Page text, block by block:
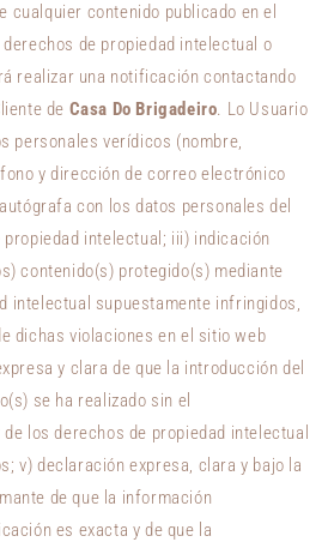
cualquier contenido publicado en el
de propiedad intelectual o
realizar una notificación contactando
de Casa Do Brigadeiro. Lo Usuario
personales verídicos (nombre,
y dirección de correo electrónico
con los datos personales del
intelectual; iii) indicación
contenido(s) protegido(s) mediante
intelectual supuestamente infringidos,
dichas violaciones en el sitio web
y clara de que la introducción del
se ha realizado sin el
los derechos de propiedad intelectual
v) declaración expresa, clara y bajo la
de que la información
es exacta y de que la